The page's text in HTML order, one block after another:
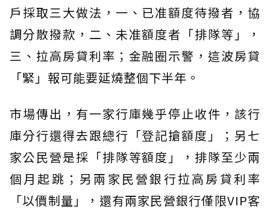
戶採取三大做法，一、已准額度待撥者，協
調分散撥款，二、未准額度者「排隊等」，
三、拉高房貸利率；金融圈示警，這波房貸
「緊」報可能要延燒整個下半年。
市場傳出，有一家行庫幾乎停止收件，該行
庫分行還得去跟總行「登記搶額度」；另七
家公民營是採「排隊等額度」，排隊至少兩
個月起跳；另兩家民營銀行拉高房貸利率
「以價制量」，還有兩家民營銀行僅限VIP客